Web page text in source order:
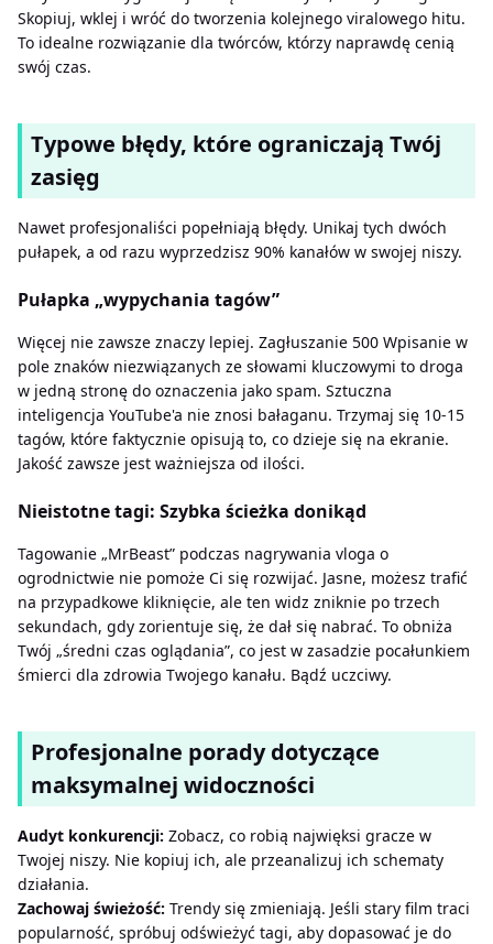
Skopiuj, wklej i wróć do tworzenia kolejnego viralowego hitu.
To idealne rozwiązanie dla twórców, którzy naprawdę cenią
swój czas.
Typowe błędy, które ograniczają Twój
zasięg
Nawet profesjonaliści popełniają błędy. Unikaj tych dwóch
pułapek, a od razu wyprzedzisz 90% kanałów w swojej niszy.
Pułapka „wypychania tagów”
Więcej nie zawsze znaczy lepiej. Zagłuszanie 500 Wpisanie w
pole znaków niezwiązanych ze słowami kluczowymi to droga
w jedną stronę do oznaczenia jako spam. Sztuczna
inteligencja YouTube'a nie znosi bałaganu. Trzymaj się 10-15
tagów, które faktycznie opisują to, co dzieje się na ekranie.
Jakość zawsze jest ważniejsza od ilości.
Nieistotne tagi: Szybka ścieżka donikąd
Tagowanie „MrBeast” podczas nagrywania vloga o
ogrodnictwie nie pomoże Ci się rozwijać. Jasne, możesz trafić
na przypadkowe kliknięcie, ale ten widz zniknie po trzech
sekundach, gdy zorientuje się, że dał się nabrać. To obniża
Twój „średni czas oglądania”, co jest w zasadzie pocałunkiem
śmierci dla zdrowia Twojego kanału. Bądź uczciwy.
Profesjonalne porady dotyczące
maksymalnej widoczności
Audyt konkurencji: Zobacz, co robią najwięksi gracze w
Twojej niszy. Nie kopiuj ich, ale przeanalizuj ich schematy
działania.
Zachowaj świeżość: Trendy się zmieniają. Jeśli stary film traci
popularność, spróbuj odświeżyć tagi, aby dopasować je do